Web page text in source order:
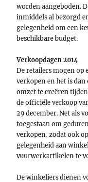
worden aangeboden.
inmiddels al bezorgd
gelegenheid om een
beschikbare budget.
Verkoopdagen 2014
De retailers mogen op
verkopen en het is
omzet te creëren
de officiële verkoop
29 december. Net als
toegestaan om
verkopen, zodat ook
gelegenheid aan
vuurwerkartikelen te
De winkeliers dienen